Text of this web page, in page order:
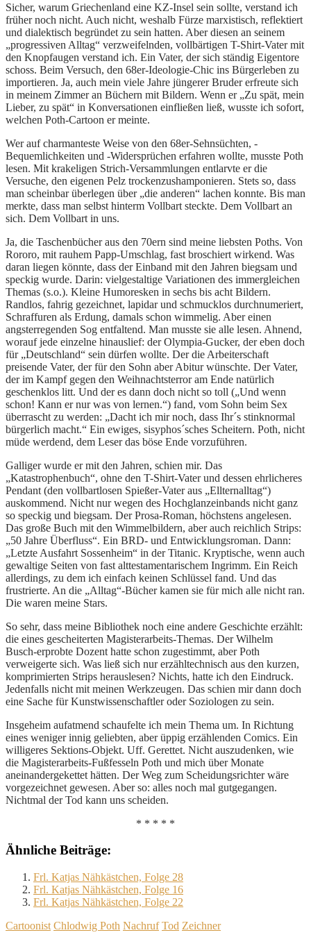
Sicher, warum Griechenland eine KZ-Insel sein sollte, verstand ich
früher noch nicht. Auch nicht, weshalb Fürze marxistisch, reflektiert
und dialektisch begründet zu sein hatten. Aber diesen an seinem
„progressiven Alltag“ verzweifelnden, vollbärtigen T-Shirt-Vater mit
den Knopfaugen verstand ich. Ein Vater, der sich ständig Eigentore
schoss. Beim Versuch, den 68er-Ideologie-Chic ins Bürgerleben zu
importieren. Ja, auch mein viele Jahre jüngerer Bruder erfreute sich
in meinem Zimmer an Büchern mit Bildern. Wenn er „Zu spät, mein
Lieber, zu spät“ in Konversationen einfließen ließ, wusste ich sofort,
welchen Poth-Cartoon er meinte.
Wer auf charmanteste Weise von den 68er-Sehnsüchten, -
Bequemlichkeiten und -Widersprüchen erfahren wollte, musste Poth
lesen. Mit krakeligen Strich-Versammlungen entlarvte er die
Versuche, den eigenen Pelz trockenzushamponieren. Stets so, dass
man scheinbar überlegen über „die anderen“ lachen konnte. Bis man
merkte, dass man selbst hinterm Vollbart steckte. Dem Vollbart an
sich. Dem Vollbart in uns.
Ja, die Taschenbücher aus den 70ern sind meine liebsten Poths. Von
Rororo, mit rauhem Papp-Umschlag, fast broschiert wirkend. Was
daran liegen könnte, dass der Einband mit den Jahren biegsam und
speckig wurde. Darin: vielgestaltige Variationen des immergleichen
Themas (s.o.). Kleine Humoresken in sechs bis acht Bildern.
Randlos, fahrig gezeichnet, lapidar und schmucklos durchnumeriert,
Schraffuren als Erdung, damals schon wimmelig. Aber einen
angsterregenden Sog entfaltend. Man musste sie alle lesen. Ahnend,
worauf jede einzelne hinauslief: der Olympia-Gucker, der eben doch
für „Deutschland“ sein dürfen wollte. Der die Arbeiterschaft
preisende Vater, der für den Sohn aber Abitur wünschte. Der Vater,
der im Kampf gegen den Weihnachtsterror am Ende natürlich
geschenklos litt. Und der es dann doch nicht so toll („Und wenn
schon! Kann er nur was von lernen.“) fand, vom Sohn beim Sex
überrascht zu werden: „Dacht ich mir noch, dass Ihr´s stinknormal
bürgerlich macht.“ Ein ewiges, sisyphos´sches Scheitern. Poth, nicht
müde werdend, dem Leser das böse Ende vorzuführen.
Galliger wurde er mit den Jahren, schien mir. Das
„Katastrophenbuch“, ohne den T-Shirt-Vater und dessen ehrlicheres
Pendant (den vollbartlosen Spießer-Vater aus „Ellternalltag“)
auskommend. Nicht nur wegen des Hochglanzeinbands nicht ganz
so speckig und biegsam. Der Prosa-Roman, höchstens angelesen.
Das große Buch mit den Wimmelbildern, aber auch reichlich Strips:
„50 Jahre Überfluss“. Ein BRD- und Entwicklungsroman. Dann:
„Letzte Ausfahrt Sossenheim“ in der Titanic. Kryptische, wenn auch
gewaltige Seiten von fast alttestamentarischem Ingrimm. Ein Reich
allerdings, zu dem ich einfach keinen Schlüssel fand. Und das
frustrierte. An die „Alltag“-Bücher kamen sie für mich alle nicht ran.
Die waren meine Stars.
So sehr, dass meine Bibliothek noch eine andere Geschichte erzählt:
die eines gescheiterten Magisterarbeits-Themas. Der Wilhelm
Busch-erprobte Dozent hatte schon zugestimmt, aber Poth
verweigerte sich. Was ließ sich nur erzähltechnisch aus den kurzen,
komprimierten Strips herauslesen? Nichts, hatte ich den Eindruck.
Jedenfalls nicht mit meinen Werkzeugen. Das schien mir dann doch
eine Sache für Kunstwissenschaftler oder Soziologen zu sein.
Insgeheim aufatmend schaufelte ich mein Thema um. In Richtung
eines weniger innig geliebten, aber üppig erzählenden Comics. Ein
willigeres Sektions-Objekt. Uff. Gerettet. Nicht auszudenken, wie
die Magisterarbeits-Fußfesseln Poth und mich über Monate
aneinandergekettet hätten. Der Weg zum Scheidungsrichter wäre
vorgezeichnet gewesen. Aber so: alles noch mal gutgegangen.
Nichtmal der Tod kann uns scheiden.
* * * * *
Ähnliche Beiträge:
Frl. Katjas Nähkästchen, Folge 28
Frl. Katjas Nähkästchen, Folge 16
Frl. Katjas Nähkästchen, Folge 22
Cartoonist Chlodwig Poth Nachruf Tod Zeichner